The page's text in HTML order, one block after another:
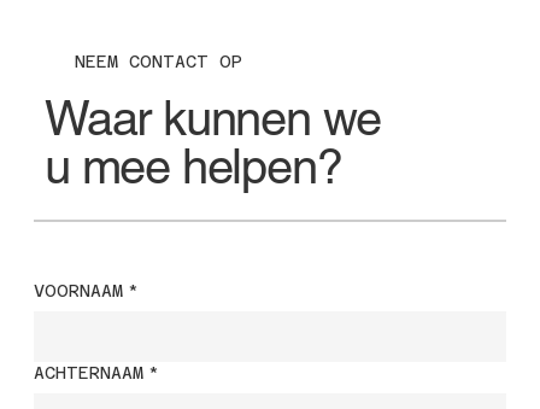
NEEM CONTACT OP
Waar kunnen we
u mee helpen?
VOORNAAM *
ACHTERNAAM *